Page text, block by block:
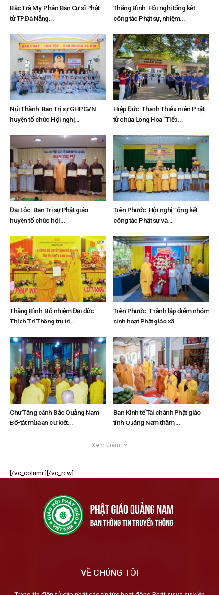
Bắc Trà My: Phân Ban Cư sĩ Phật
tử TP.Đà Nẵng...
Thăng Bình: Hội nghị tổng kết
công tác Phật sự, nhiệm...
Núi Thành: Ban Trị sự GHPGVN
huyện tổ chức Hội nghị...
Hiệp Đức: Thanh Thiếu niên Phật
tử chùa Long Hoa “Tiếp...
Đại Lộc: Ban Trị sự Phật giáo
huyện tổ chức hội...
Tiên Phước: Hội nghị Tổng kết
công tác Phật sự và...
Thăng Bình: Bổ nhiệm Đại đức
Thích Trí Thông trụ trì...
Tiên Phước: Thành lập điểm nhóm
sinh hoạt Phật giáo xã...
Chư Tăng cánh Bắc Quảng Nam
Bố-tát mùa an cư kiết...
Ban Kinh tế Tài chánh Phật giáo
tỉnh Quảng Nam thăm,...
Xem thêm
[/vc_column][/vc_row]
VỀ CHÚNG TÔI